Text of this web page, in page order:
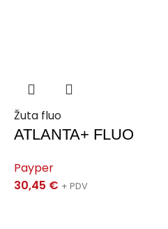
Žuta fluo
ATLANTA+ FLUO
Payper
30,45 € + PDV